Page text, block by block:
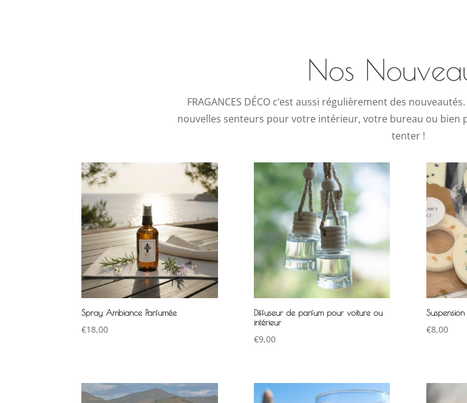
Nos
FRAGANCES DÉCO c’est aussi régulièrement des
nouvelles senteurs pour votre intérieur, votre bureau ou bien
tenter !
Spray Ambiance Parfumée
€18,00
Diffuseur de parfum pour voiture ou
intérieur
€9,00
€8,00